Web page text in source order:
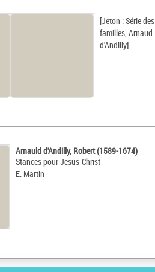
[Jeton : Série des
familles, Arnaud
d'Andilly]
Arnauld d'Andilly, Robert (1589-1674)
Stances pour Jesus-Christ
E. Martin